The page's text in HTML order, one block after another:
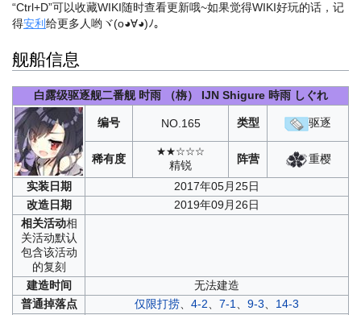
“Ctrl+D”可以收藏WIKI随时查看更新哦~如果觉得WIKI好玩的话，记
得安利 给更多人哟ヾ(o◕∀◕)ﾉ。
舰船信息
白露级驱逐舰二番舰 时雨 （栴） IJN Shigure 時雨 しぐれ
编号 NO.165 类型 驱逐
稀有度
★★☆☆☆
精锐 阵营 重樱
实装日期
2017年05月25日
改造日期
2019年09月26日
相关活动相
关活动默认
包含该活动
的复刻
建造时间
无法建造
普通掉落点 仅限打捞、 4-2、 7-1、 9-3、 14-3